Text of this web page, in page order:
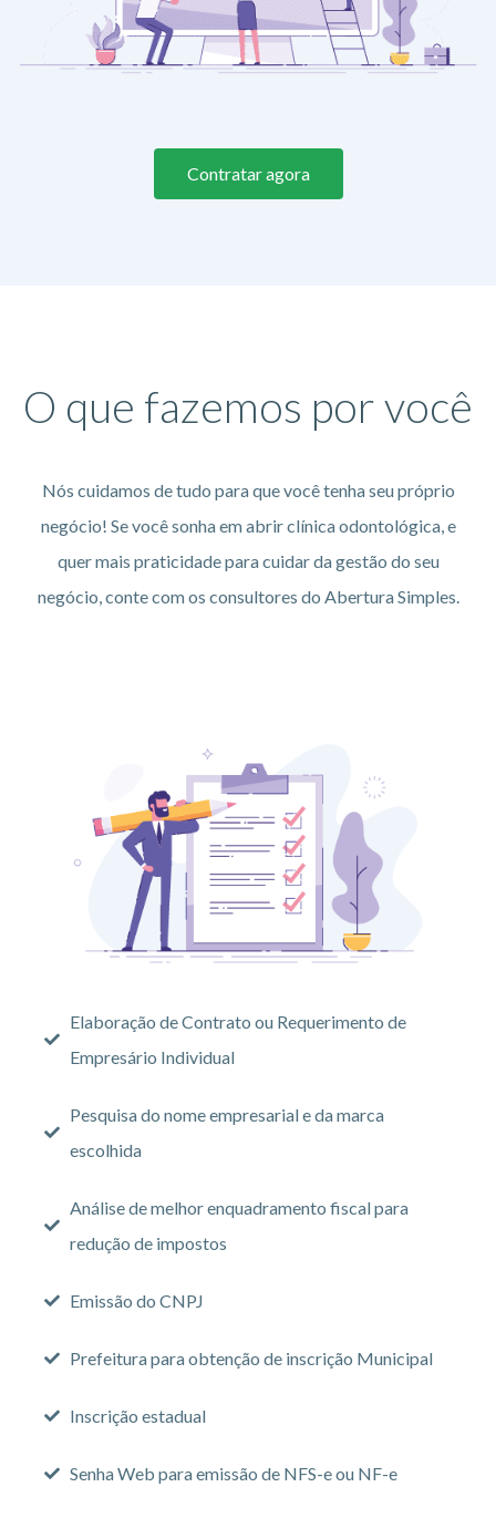
Contratar agora
O que fazemos por você
Nós cuidamos de tudo para que você tenha seu próprio
negócio! Se você sonha em abrir clínica odontológica, e
quer mais praticidade para cuidar da gestão do seu
negócio, conte com os consultores do Abertura Simples.
Elaboração de Contrato ou Requerimento de
Empresário Individual
Pesquisa do nome empresarial e da marca
escolhida
Análise de melhor enquadramento fiscal para
redução de impostos
Emissão do CNPJ
Prefeitura para obtenção de inscrição Municipal
Inscrição estadual
Senha Web para emissão de NFS-e ou NF-e